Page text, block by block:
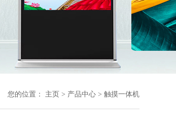
您的位置： 主页 > 产品中心 > 触摸一体机